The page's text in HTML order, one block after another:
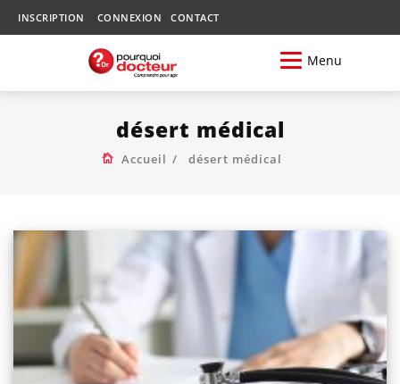
INSCRIPTION CONNEXION CONTACT
Menu
désert médical
Accueil désert médical